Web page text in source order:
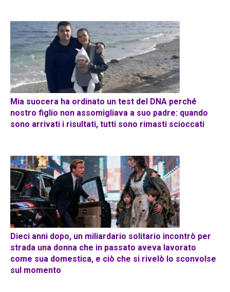
Mia suocera ha ordinato un test del DNA perché
nostro figlio non assomigliava a suo padre: quando
sono arrivati ​​i risultati, tutti sono rimasti scioccati
Dieci anni dopo, un miliardario solitario incontrò per
strada una donna che in passato aveva lavorato
come sua domestica, e ciò che si rivelò lo sconvolse
sul momento